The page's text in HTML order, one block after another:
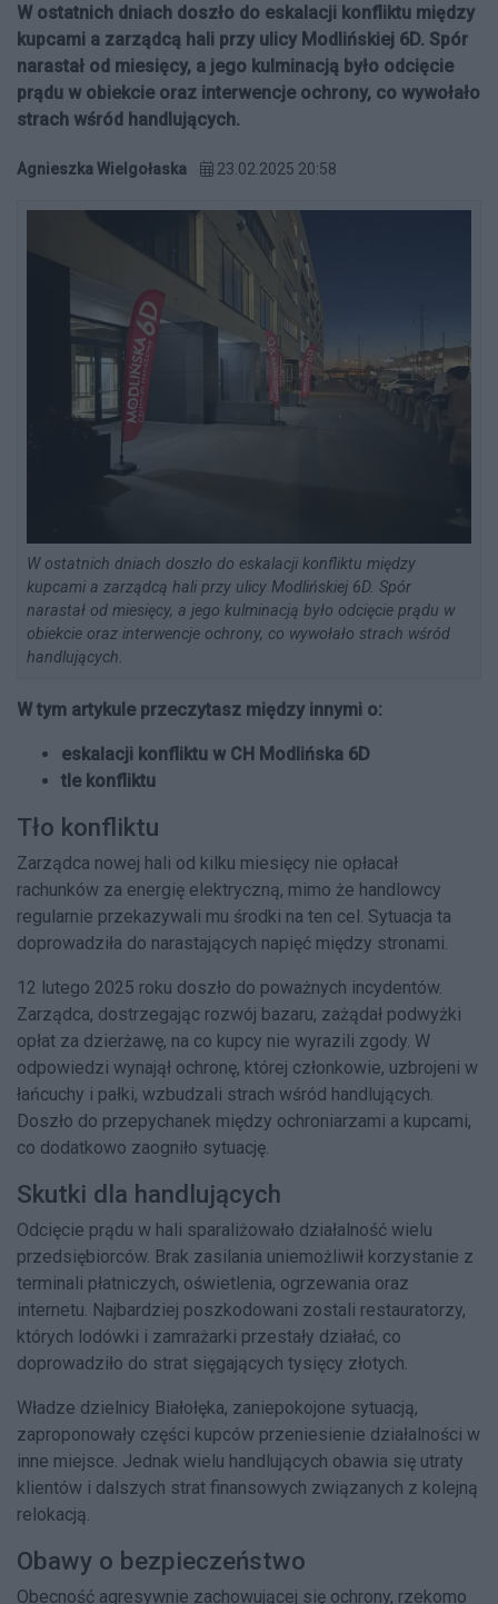
W ostatnich dniach doszło do eskalacji konfliktu między
kupcami a zarządcą hali przy ulicy Modlińskiej 6D. Spór
narastał od miesięcy, a jego kulminacją było odcięcie
prądu w obiekcie oraz interwencje ochrony, co wywołało
strach wśród handlujących.
Agnieszka Wielgołaska 23.02.2025 20:58
W ostatnich dniach doszło do eskalacji konfliktu między
kupcami a zarządcą hali przy ulicy Modlińskiej 6D. Spór
narastał od miesięcy, a jego kulminacją było odcięcie prądu w
obiekcie oraz interwencje ochrony, co wywołało strach wśród
handlujących.
W tym artykule przeczytasz między innymi o:
eskalacji konfliktu w CH Modlińska 6D
tle konfliktu
Tło konfliktu
Zarządca nowej hali od kilku miesięcy nie opłacał
rachunków za energię elektryczną, mimo że handlowcy
regularnie przekazywali mu środki na ten cel. Sytuacja ta
doprowadziła do narastających napięć między stronami.
12 lutego 2025 roku doszło do poważnych incydentów.
Zarządca, dostrzegając rozwój bazaru, zażądał podwyżki
opłat za dzierżawę, na co kupcy nie wyrazili zgody. W
odpowiedzi wynajął ochronę, której członkowie, uzbrojeni w
łańcuchy i pałki, wzbudzali strach wśród handlujących.
Doszło do przepychanek między ochroniarzami a kupcami,
co dodatkowo zaogniło sytuację.
Skutki dla handlujących
Odcięcie prądu w hali sparaliżowało działalność wielu
przedsiębiorców. Brak zasilania uniemożliwił korzystanie z
terminali płatniczych, oświetlenia, ogrzewania oraz
internetu. Najbardziej poszkodowani zostali restauratorzy,
których lodówki i zamrażarki przestały działać, co
doprowadziło do strat sięgających tysięcy złotych.
Władze dzielnicy Białołęka, zaniepokojone sytuacją,
zaproponowały części kupców przeniesienie działalności w
inne miejsce. Jednak wielu handlujących obawia się utraty
klientów i dalszych strat finansowych związanych z kolejną
relokacją.
Obawy o bezpieczeństwo
Obecność agresywnie zachowującej się ochrony, rzekomo